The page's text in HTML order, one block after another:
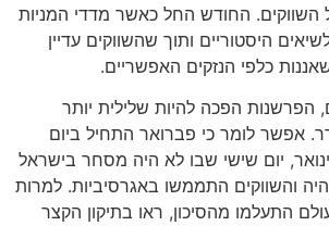
השווקים. החודש החל כאשר מדדי המניות
היסטוריים ותוך שהשווקים עדיין
כלפי הנזקים האפשריים.
הפרשנות הפכה להיות שלילית יותר
אפשר לומר כי פברואר התחיל ביום
יום שישי שבו לא היה מסחר בישראל
והשווקים התממשו באגרסיביות. למרות
התעלמו מהסיכון, ראו בתיקון הקצר